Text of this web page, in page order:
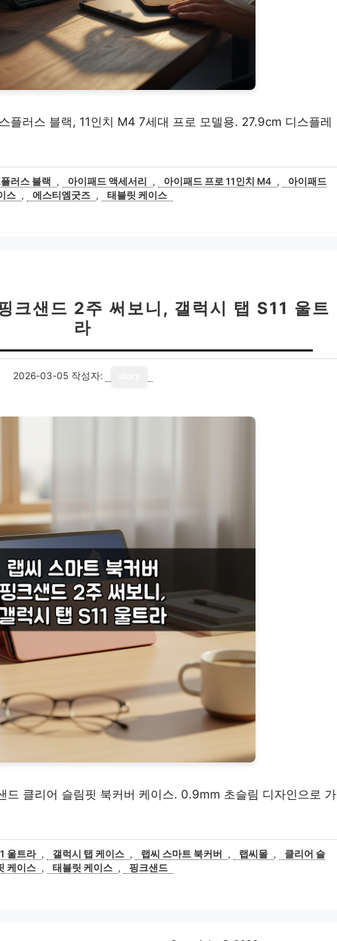
플러스 블랙, 11인치 M4 7세대 프로 모델용. 27.9cm 디스플레
러스 블랙 , 아이패드 액세서리 , 아이패드 프로 11인치 M4 ,
아이패드
스 , 에스티엠굿즈 , 태블릿 케이스
크샌드 2주 써보니, 갤럭시 탭 S11 울트
라
2026-03-05 작성자:
드 클리어 슬림핏 북커버 케이스. 0.9mm 초슬림 디자인으로 가
울트라 , 갤럭시 탭 케이스 , 랩씨 스마트 북커버 , 랩씨몰 ,
클리어 슬
케이스 , 태블릿 케이스 , 핑크샌드